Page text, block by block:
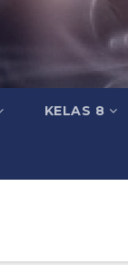
KELAS 8